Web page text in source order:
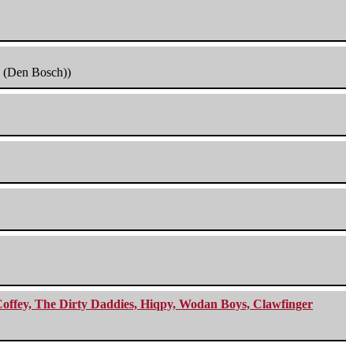
(Den Bosch))
The Dirty Daddies, Hiqpy, Wodan Boys, Clawfinger